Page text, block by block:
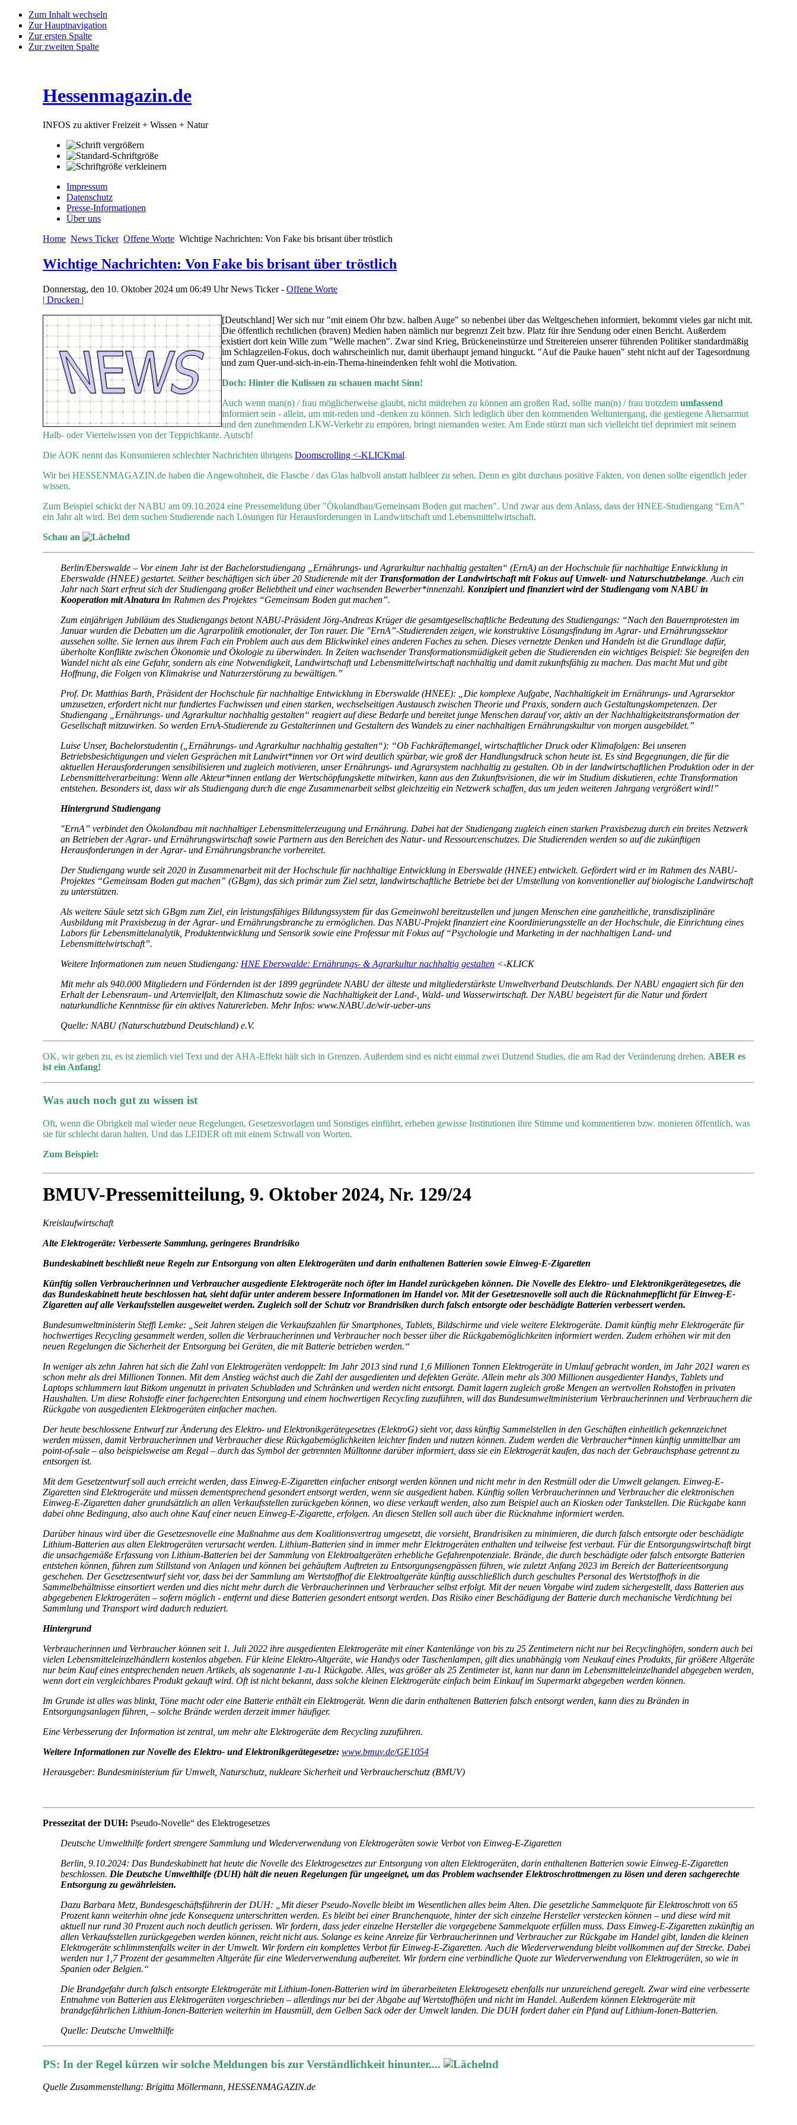
Zum Inhalt wechseln
Zur Hauptnavigation
Zur ersten Spalte
Zur zweiten Spalte
Hessenmagazin.de
INFOS zu aktiver Freizeit + Wissen + Natur
Impressum
Datenschutz
Presse-Informationen
Über uns
Home News Ticker Offene Worte Wichtige Nachrichten: Von Fake bis brisant über tröstlich
Wichtige Nachrichten: Von Fake bis brisant über tröstlich
Donnerstag, den 10. Oktober 2024 um 06:49 UhrNews Ticker - Offene Worte
| Drucken |
[Deutschland] Wer sich nur "mit einem Ohr bzw. halben Auge" so nebenbei über das Weltgeschehen informiert, bekommt vieles gar nicht mit.
Die öffentlich rechtlichen (braven) Medien haben nämlich nur begrenzt Zeit bzw. Platz für ihre Sendung oder einen Bericht. Außerdem
existiert dort kein Wille zum "Welle machen". Zwar sind Krieg, Brückeneinstürze und Streitereien unserer führenden Politiker standardmäßig
im Schlagzeilen-Fokus, doch wahrscheinlich nur, damit überhaupt jemand hinguckt. "Auf die Pauke hauen" steht nicht auf der Tagesordnung
und zum Quer-und-sich-in-ein-Thema-hineindenken fehlt wohl die Motivation.
Doch: Hinter die Kulissen zu schauen macht Sinn!
Auch wenn man(n) / frau möglicherweise glaubt, nicht mitdrehen zu können am großen Rad, sollte man(n) / frau trotzdem umfassend
informiert sein - allein, um mit-reden und -denken zu können. Sich lediglich über den kommenden Weltuntergang, die gestiegene Altersarmut
und den zunehmenden LKW-Verkehr zu empören, bringt niemanden weiter. Am Ende stürzt man sich vielleicht tief deprimiert mit seinem
Halb- oder Viertelwissen von der Teppichkante. Autsch!
Die AOK nennt das Konsumieren schlechter Nachrichten übrigens Doomscrolling <-KLICKmal.
Wir bei HESSENMAGAZIN.de haben die Angewohnheit, die Flasche / das Glas halbvoll anstatt halbleer zu sehen. Denn es gibt durchaus positive Fakten, von denen sollte eigentlich jeder
wissen.
Zum Beispiel schickt der NABU am 09.10.2024 eine Pressemeldung über "Ökolandbau/Gemeinsam Boden gut machen". Und zwar aus dem Anlass, dass der HNEE-Studiengang “ErnA”
ein Jahr alt wird. Bei dem suchen Studierende nach Lösungen für Herausforderungen in Landwirtschaft und Lebensmittelwirtschaft.
Schau an
Berlin/Eberswalde – Vor einem Jahr ist der Bachelorstudiengang „Ernährungs- und Agrarkultur nachhaltig gestalten“ (ErnA) an der Hochschule für nachhaltige Entwicklung in
Eberswalde (HNEE) gestartet. Seither beschäftigen sich über 20 Studierende mit der Transformation der Landwirtschaft mit Fokus auf Umwelt- und Naturschutzbelange. Auch ein
Jahr nach Start erfreut sich der Studiengang großer Beliebtheit und einer wachsenden Bewerber*innenzahl. Konzipiert und finanziert wird der Studiengang vom NABU in
Kooperation mit Alnatura im Rahmen des Projektes “Gemeinsam Boden gut machen”.
Zum einjährigen Jubiläum des Studiengangs betont NABU-Präsident Jörg-Andreas Krüger die gesamtgesellschaftliche Bedeutung des Studiengangs: “Nach den Bauernprotesten im
Januar wurden die Debatten um die Agrarpolitik emotionaler, der Ton rauer. Die "ErnA”-Studierenden zeigen, wie konstruktive Lösungsfindung im Agrar- und Ernährungssektor
aussehen sollte. Sie lernen aus ihrem Fach ein Problem auch aus dem Blickwinkel eines anderen Faches zu sehen. Dieses vernetzte Denken und Handeln ist die Grundlage dafür,
überholte Konflikte zwischen Ökonomie und Ökologie zu überwinden. In Zeiten wachsender Transformationsmüdigkeit geben die Studierenden ein wichtiges Beispiel: Sie begreifen den
Wandel nicht als eine Gefahr, sondern als eine Notwendigkeit, Landwirtschaft und Lebensmittelwirtschaft nachhaltig und damit zukunftsfähig zu machen. Das macht Mut und gibt
Hoffnung, die Folgen von Klimakrise und Naturzerstörung zu bewältigen.”
Prof. Dr. Matthias Barth, Präsident der Hochschule für nachhaltige Entwicklung in Eberswalde (HNEE): „Die komplexe Aufgabe, Nachhaltigkeit im Ernährungs- und Agrarsektor
umzusetzen, erfordert nicht nur fundiertes Fachwissen und einen starken, wechselseitigen Austausch zwischen Theorie und Praxis, sondern auch Gestaltungskompetenzen. Der
Studiengang „Ernährungs- und Agrarkultur nachhaltig gestalten“ reagiert auf diese Bedarfe und bereitet junge Menschen darauf vor, aktiv an der Nachhaltigkeitstransformation der
Gesellschaft mitzuwirken. So werden ErnA-Studierende zu Gestalterinnen und Gestaltern des Wandels zu einer nachhaltigen Ernährungskultur von morgen ausgebildet.”
Luise Unser, Bachelorstudentin („Ernährungs- und Agrarkultur nachhaltig gestalten“): “Ob Fachkräftemangel, wirtschaftlicher Druck oder Klimafolgen: Bei unseren
Betriebsbesichtigungen und vielen Gesprächen mit Landwirt*innen vor Ort wird deutlich spürbar, wie groß der Handlungsdruck schon heute ist. Es sind Begegnungen, die für die
aktuellen Herausforderungen sensibilisieren und zugleich motivieren, unser Ernährungs- und Agrarsystem nachhaltig zu gestalten. Ob in der landwirtschaftlichen Produktion oder in der
Lebensmittelverarbeitung: Wenn alle Akteur*innen entlang der Wertschöpfungskette mitwirken, kann aus den Zukunftsvisionen, die wir im Studium diskutieren, echte Transformation
entstehen. Besonders ist, dass wir als Studiengang durch die enge Zusammenarbeit selbst gleichzeitig ein Netzwerk schaffen, das um jeden weiteren Jahrgang vergrößert wird!”
Hintergrund Studiengang
"ErnA” verbindet den Ökolandbau mit nachhaltiger Lebensmittelerzeugung und Ernährung. Dabei hat der Studiengang zugleich einen starken Praxisbezug durch ein breites Netzwerk
an Betrieben der Agrar- und Ernährungswirtschaft sowie Partnern aus den Bereichen des Natur- und Ressourcenschutzes. Die Studierenden werden so auf die zukünftigen
Herausforderungen in der Agrar- und Ernährungsbranche vorbereitet.
Der Studiengang wurde seit 2020 in Zusammenarbeit mit der Hochschule für nachhaltige Entwicklung in Eberswalde (HNEE) entwickelt. Gefördert wird er im Rahmen des NABU-
Projektes “Gemeinsam Boden gut machen” (GBgm), das sich primär zum Ziel setzt, landwirtschaftliche Betriebe bei der Umstellung von konventioneller auf biologische Landwirtschaft
zu unterstützen.
Als weitere Säule setzt sich GBgm zum Ziel, ein leistungsfähiges Bildungssystem für das Gemeinwohl bereitzustellen und jungen Menschen eine ganzheitliche, transdisziplinäre
Ausbildung mit Praxisbezug in der Agrar- und Ernährungsbranche zu ermöglichen. Das NABU-Projekt finanziert eine Koordinierungsstelle an der Hochschule, die Einrichtung eines
Labors für Lebensmittelanalytik, Produktentwicklung und Sensorik sowie eine Professur mit Fokus auf “Psychologie und Marketing in der nachhaltigen Land- und
Lebensmittelwirtschaft”.
Weitere Informationen zum neuen Studiengang: HNE Eberswalde: Ernährungs- & Agrarkultur nachhaltig gestalten <-KLICK
Mit mehr als 940.000 Mitgliedern und Fördernden ist der 1899 gegründete NABU der älteste und mitgliederstärkste Umweltverband Deutschlands. Der NABU engagiert sich für den
Erhalt der Lebensraum- und Artenvielfalt, den Klimaschutz sowie die Nachhaltigkeit der Land-, Wald- und Wasserwirtschaft. Der NABU begeistert für die Natur und fördert
naturkundliche Kenntnisse für ein aktives Naturerleben. Mehr Infos: www.NABU.de/wir-ueber-uns
Quelle: NABU (Naturschutzbund Deutschland) e.V.
OK, wir geben zu, es ist ziemlich viel Text und der AHA-Effekt hält sich in Grenzen. Außerdem sind es nicht einmal zwei Dutzend Studies, die am Rad der Veränderung drehen. ABER es
ist ein Anfang!
Was auch noch gut zu wissen ist
Oft, wenn die Obrigkeit mal wieder neue Regelungen, Gesetzesvorlagen und Sonstiges einführt, erheben gewisse Institutionen ihre Stimme und kommentieren bzw. monieren öffentlich, was
sie für schlecht daran halten. Und das LEIDER oft mit einem Schwall von Worten.
Zum Beispiel:
BMUV-Pressemitteilung, 9. Oktober 2024, Nr. 129/24
Kreislaufwirtschaft
Alte Elektrogeräte: Verbesserte Sammlung, geringeres Brandrisiko
Bundeskabinett beschließt neue Regeln zur Entsorgung von alten Elektrogeräten und darin enthaltenen Batterien sowie Einweg-E-Zigaretten
Künftig sollen Verbraucherinnen und Verbraucher ausgediente Elektrogeräte noch öfter im Handel zurückgeben können. Die Novelle des Elektro- und Elektronikgerätegesetzes, die
das Bundeskabinett heute beschlossen hat, sieht dafür unter anderem bessere Informationen im Handel vor. Mit der Gesetzesnovelle soll auch die Rücknahmepflicht für Einweg-E-
Zigaretten auf alle Verkaufsstellen ausgeweitet werden. Zugleich soll der Schutz vor Brandrisiken durch falsch entsorgte oder beschädigte Batterien verbessert werden.
Bundesumweltministerin Steffi Lemke: „Seit Jahren steigen die Verkaufszahlen für Smartphones, Tablets, Bildschirme und viele weitere Elektrogeräte. Damit künftig mehr Elektrogeräte für
hochwertiges Recycling gesammelt werden, sollen die Verbraucherinnen und Verbraucher noch besser über die Rückgabemöglichkeiten informiert werden. Zudem erhöhen wir mit den
neuen Regelungen die Sicherheit der Entsorgung bei Geräten, die mit Batterie betrieben werden.“
In weniger als zehn Jahren hat sich die Zahl von Elektrogeräten verdoppelt: Im Jahr 2013 sind rund 1,6 Millionen Tonnen Elektrogeräte in Umlauf gebracht worden, im Jahr 2021 waren es
schon mehr als drei Millionen Tonnen. Mit dem Anstieg wächst auch die Zahl der ausgedienten und defekten Geräte. Allein mehr als 300 Millionen ausgedienter Handys, Tablets und
Laptops schlummern laut Bitkom ungenutzt in privaten Schubladen und Schränken und werden nicht entsorgt. Damit lagern zugleich große Mengen an wertvollen Rohstoffen in privaten
Haushalten. Um diese Rohstoffe einer fachgerechten Entsorgung und einem hochwertigen Recycling zuzuführen, will das Bundesumweltministerium Verbraucherinnen und Verbrauchern die
Rückgabe von ausgedienten Elektrogeräten einfacher machen.
Der heute beschlossene Entwurf zur Änderung des Elektro- und Elektronikgerätegesetzes (ElektroG) sieht vor, dass künftig Sammelstellen in den Geschäften einheitlich gekennzeichnet
werden müssen, damit Verbraucherinnen und Verbraucher diese Rückgabemöglichkeiten leichter finden und nutzen können. Zudem werden die Verbraucher*innen künftig unmittelbar am
point-of-sale – also beispielsweise am Regal – durch das Symbol der getrennten Mülltonne darüber informiert, dass sie ein Elektrogerät kaufen, das nach der Gebrauchsphase getrennt zu
entsorgen ist.
Mit dem Gesetzentwurf soll auch erreicht werden, dass Einweg-E-Zigaretten einfacher entsorgt werden können und nicht mehr in den Restmüll oder die Umwelt gelangen. Einweg-E-
Zigaretten sind Elektrogeräte und müssen dementsprechend gesondert entsorgt werden, wenn sie ausgedient haben. Künftig sollen Verbraucherinnen und Verbraucher die elektronischen
Einweg-E-Zigaretten daher grundsätzlich an allen Verkaufsstellen zurückgeben können, wo diese verkauft werden, also zum Beispiel auch an Kiosken oder Tankstellen. Die Rückgabe kann
dabei ohne Bedingung, also auch ohne Kauf einer neuen Einweg-E-Zigarette, erfolgen. An diesen Stellen soll auch über die Rücknahme informiert werden.
Darüber hinaus wird über die Gesetzesnovelle eine Maßnahme aus dem Koalitionsvertrag umgesetzt, die vorsieht, Brandrisiken zu minimieren, die durch falsch entsorgte oder beschädigte
Lithium-Batterien aus alten Elektrogeräten verursacht werden. Lithium-Batterien sind in immer mehr Elektrogeräten enthalten und teilweise fest verbaut. Für die Entsorgungswirtschaft birgt
die unsachgemäße Erfassung von Lithium-Batterien bei der Sammlung von Elektroaltgeräten erhebliche Gefahrenpotenziale. Brände, die durch beschädigte oder falsch entsorgte Batterien
entstehen können, führen zum Stillstand von Anlagen und können bei gehäuftem Auftreten zu Entsorgungsengpässen führen, wie zuletzt Anfang 2023 im Bereich der Batterieentsorgung
geschehen. Der Gesetzesentwurf sieht vor, dass bei der Sammlung am Wertstoffhof die Elektroaltgeräte künftig ausschließlich durch geschultes Personal des Wertstoffhofs in die
Sammelbehältnisse einsortiert werden und dies nicht mehr durch die Verbraucherinnen und Verbraucher selbst erfolgt. Mit der neuen Vorgabe wird zudem sichergestellt, dass Batterien aus
abgegebenen Elektrogeräten – sofern möglich - entfernt und diese Batterien gesondert entsorgt werden. Das Risiko einer Beschädigung der Batterie durch mechanische Verdichtung bei
Sammlung und Transport wird dadurch reduziert.
Hintergrund
Verbraucherinnen und Verbraucher können seit 1. Juli 2022 ihre ausgedienten Elektrogeräte mit einer Kantenlänge von bis zu 25 Zentimetern nicht nur bei Recyclinghöfen, sondern auch bei
vielen Lebensmitteleinzelhändlern kostenlos abgeben. Für kleine Elektro-Altgeräte, wie Handys oder Taschenlampen, gilt dies unabhängig vom Neukauf eines Produkts, für größere Altgeräte
nur beim Kauf eines entsprechenden neuen Artikels, als sogenannte 1-zu-1 Rückgabe. Alles, was größer als 25 Zentimeter ist, kann nur dann im Lebensmitteleinzelhandel abgegeben werden,
wenn dort ein vergleichbares Produkt gekauft wird. Oft ist nicht bekannt, dass solche kleinen Elektrogeräte einfach beim Einkauf im Supermarkt abgegeben werden können.
Im Grunde ist alles was blinkt, Töne macht oder eine Batterie enthält ein Elektrogerät. Wenn die darin enthaltenen Batterien falsch entsorgt werden, kann dies zu Bränden in
Entsorgungsanlagen führen, – solche Brände werden derzeit immer häufiger.
Eine Verbesserung der Information ist zentral, um mehr alte Elektrogeräte dem Recycling zuzuführen.
Weitere Informationen zur Novelle des Elektro- und Elektronikgerätegesetze: www.bmuv.de/GE1054
Herausgeber: Bundesministerium für Umwelt, Naturschutz, nukleare Sicherheit und Verbraucherschutz (BMUV)
Pressezitat der DUH: Pseudo-Novelle“ des Elektrogesetzes
Deutsche Umwelthilfe fordert strengere Sammlung und Wiederverwendung von Elektrogeräten sowie Verbot von Einweg-E-Zigaretten
Berlin, 9.10.2024: Das Bundeskabinett hat heute die Novelle des Elektrogesetzes zur Entsorgung von alten Elektrogeräten, darin enthaltenen Batterien sowie Einweg-E-Zigaretten
beschlossen. Die Deutsche Umwelthilfe (DUH) hält die neuen Regelungen für ungeeignet, um das Problem wachsender Elektroschrottmengen zu lösen und deren sachgerechte
Entsorgung zu gewährleisten.
Dazu Barbara Metz, Bundesgeschäftsführerin der DUH: „Mit dieser Pseudo-Novelle bleibt im Wesentlichen alles beim Alten. Die gesetzliche Sammelquote für Elektroschrott von 65
Prozent kann weiterhin ohne jede Konsequenz unterschritten werden. Es bleibt bei einer Branchenquote, hinter der sich einzelne Hersteller verstecken können – und diese wird mit
aktuell nur rund 30 Prozent auch noch deutlich gerissen. Wir fordern, dass jeder einzelne Hersteller die vorgegebene Sammelquote erfüllen muss. Dass Einweg-E-Zigaretten zukünftig an
allen Verkaufsstellen zurückgegeben werden können, reicht nicht aus. Solange es keine Anreize für Verbraucherinnen und Verbraucher zur Rückgabe im Handel gibt, landen die kleinen
Elektrogeräte schlimmstenfalls weiter in der Umwelt. Wir fordern ein komplettes Verbot für Einweg-E-Zigaretten. Auch die Wiederverwendung bleibt vollkommen auf der Strecke. Dabei
werden nur 1,7 Prozent der gesammelten Altgeräte für eine Wiederverwendung aufbereitet. Wir fordern eine verbindliche Quote zur Wiederverwendung von Elektrogeräten, so wie in
Spanien oder Belgien.“
Die Brandgefahr durch falsch entsorgte Elektrogeräte mit Lithium-Ionen-Batterien wird im überarbeiteten Elektrogesetz ebenfalls nur unzureichend geregelt. Zwar wird eine verbesserte
Entnahme von Batterien aus Elektrogeräten vorgeschrieben – allerdings nur bei der Abgabe auf Wertstoffhöfen und nicht im Handel. Außerdem können Elektrogeräte mit
brandgefährlichen Lithium-Ionen-Batterien weiterhin im Hausmüll, dem Gelben Sack oder der Umwelt landen. Die DUH fordert daher ein Pfand auf Lithium-Ionen-Batterien.
Quelle: Deutsche Umwelthilfe
PS: In der Regel kürzen wir solche Meldungen bis zur Verständlichkeit hinunter....
Quelle Zusammenstellung: Brigitta Möllermann, HESSENMAGAZIN.de